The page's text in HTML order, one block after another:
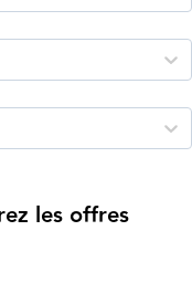
les offres